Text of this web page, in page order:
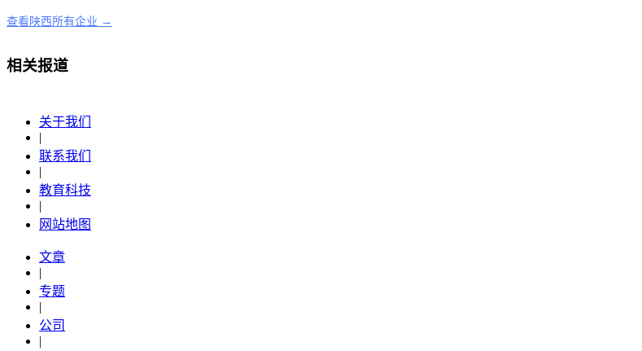
查看陕西所有企业 →
相关报道
关于我们
|
联系我们
|
教育科技
|
网站地图
文章
|
专题
|
公司
|